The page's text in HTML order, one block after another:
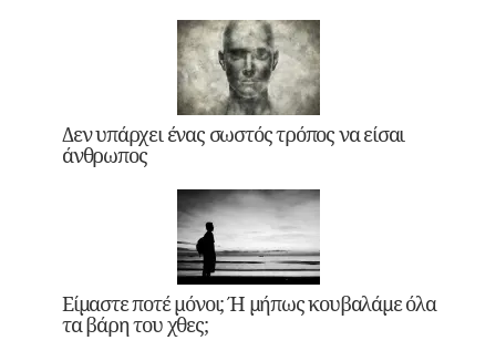
Δεν υπάρχει ένας σωστός τρόπος να είσαι
άνθρωπος
Είμαστε ποτέ μόνοι; Ή μήπως κουβαλάμε όλα
τα βάρη του χθες;